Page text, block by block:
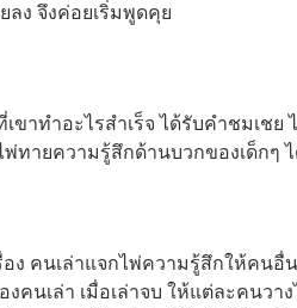
ลง จึงค่อยเริ่มพูดคุย
ขาทำอะไรสำเร็จ ได้รับคำชมเช
ทายความรู้สึกด้านบวกของเด็กๆ
ง คนเล่าแจกไพ่ความรู้สึกให้คนอื่
คนเล่า เมื่อเล่าจบ ให้แต่ละคนว